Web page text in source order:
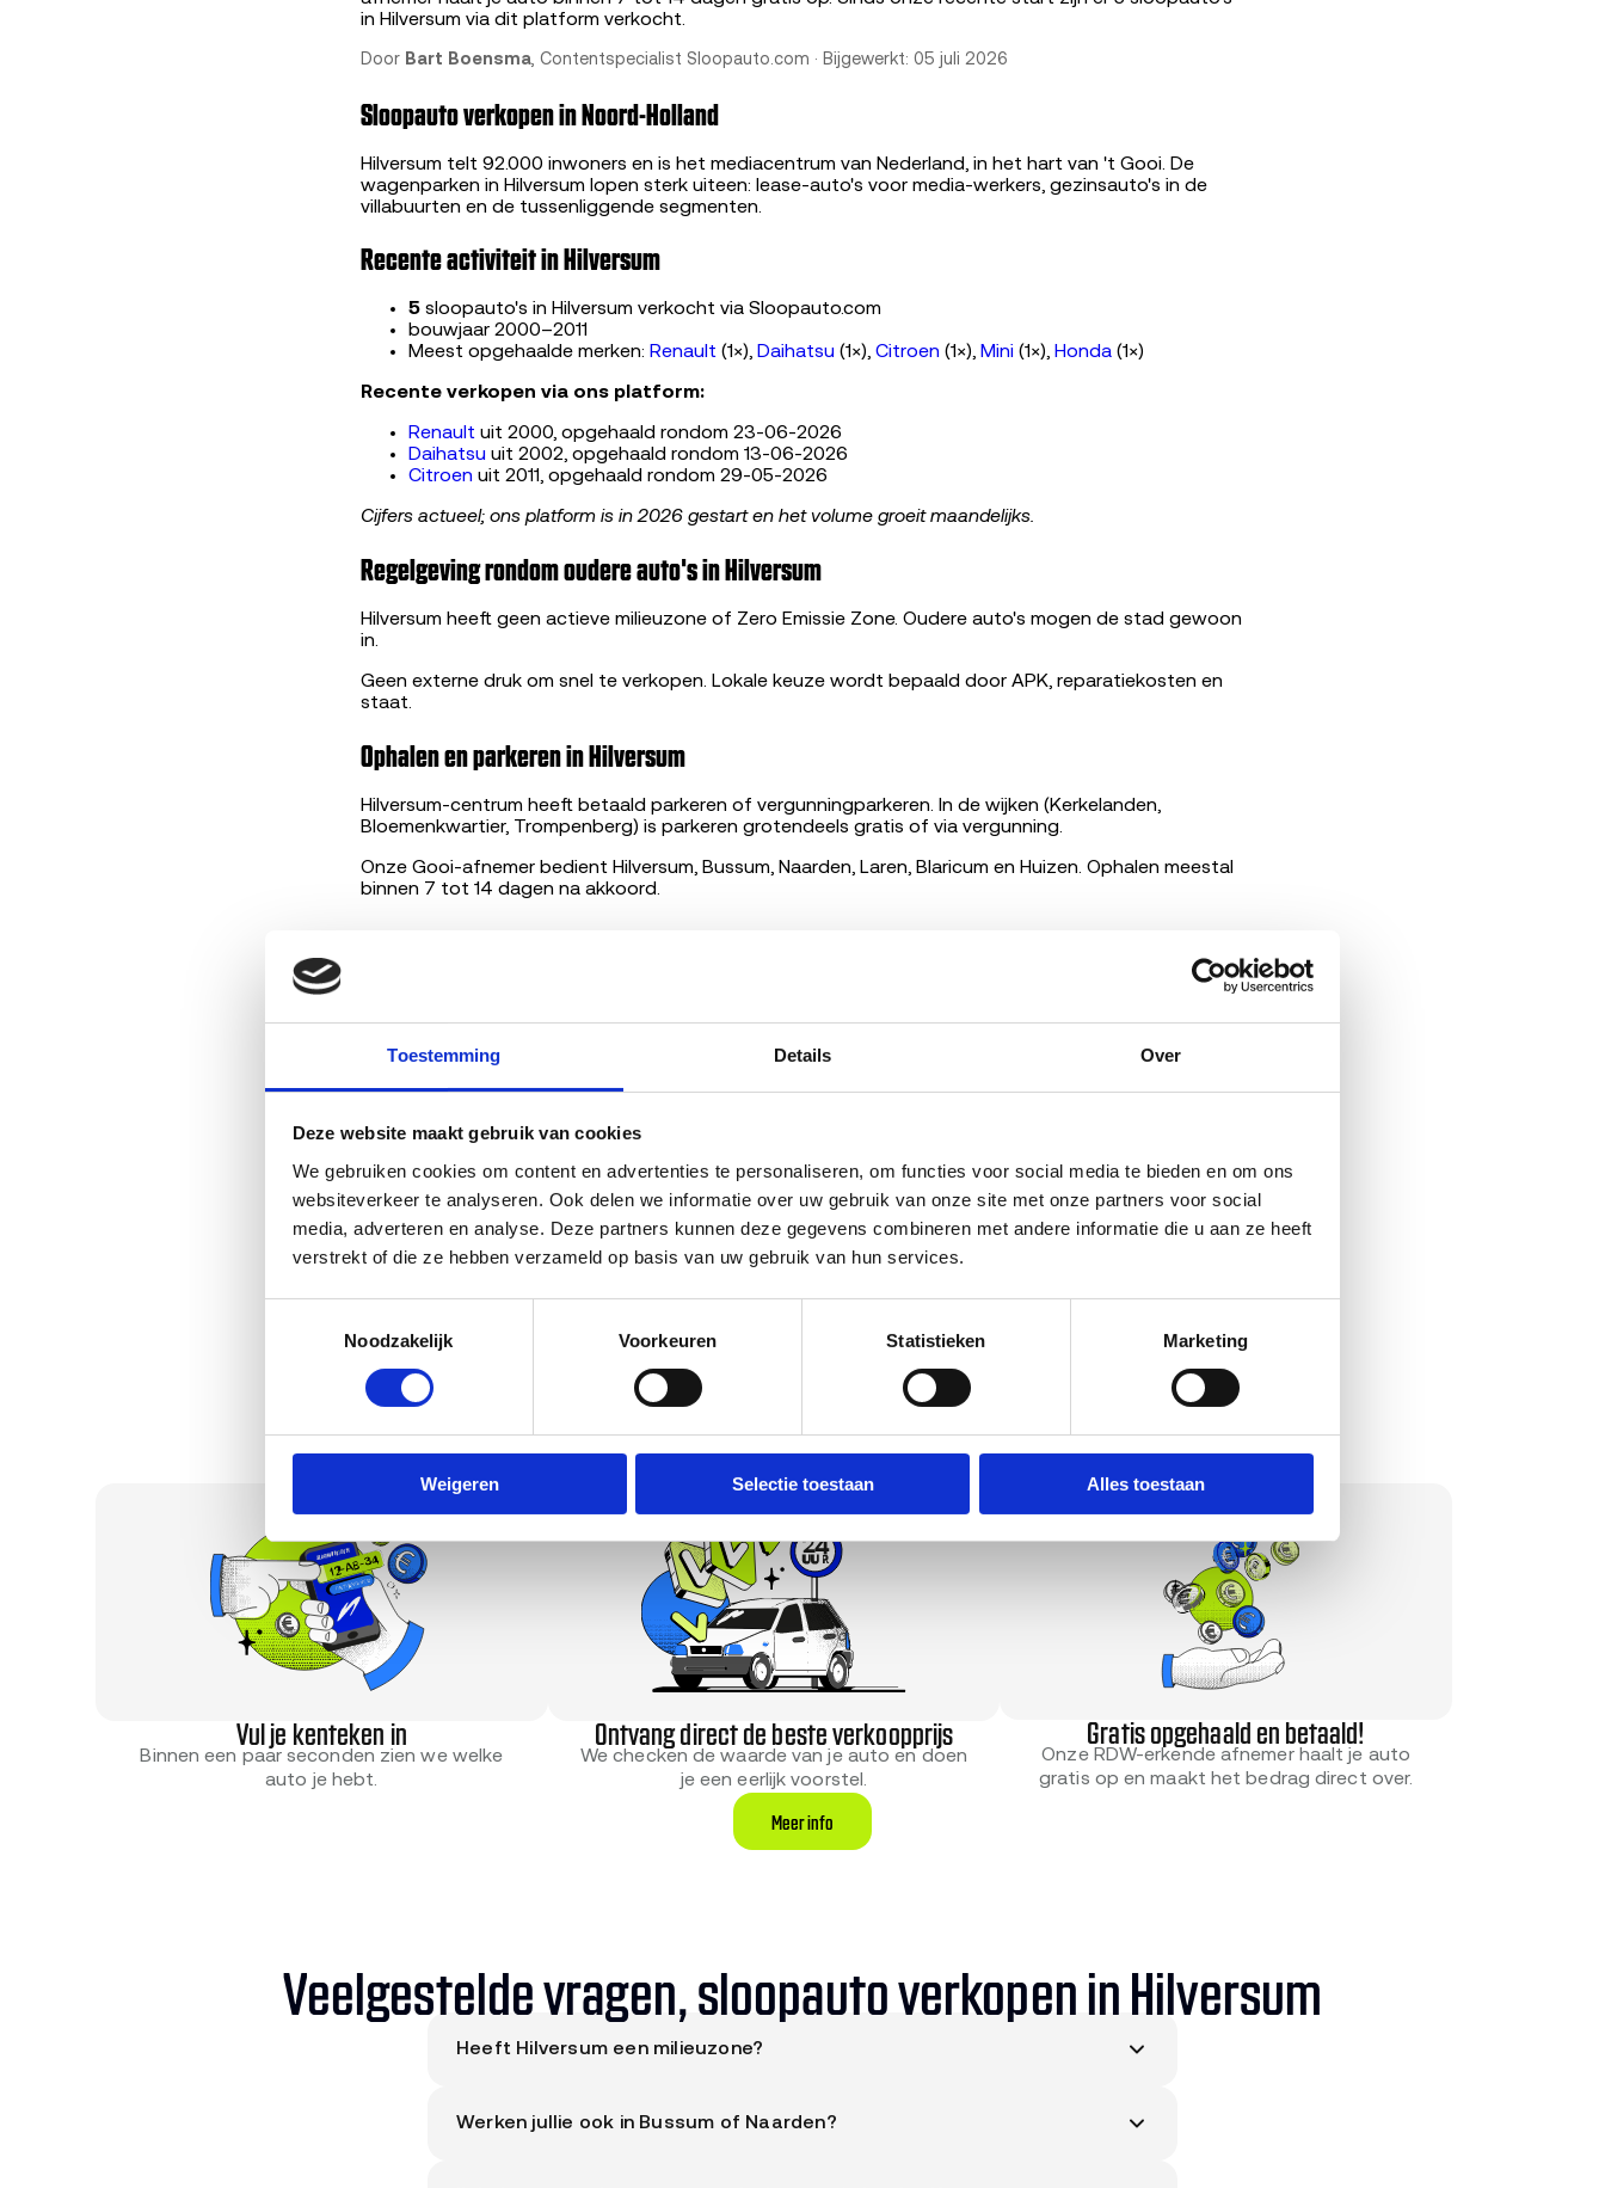
Toestemming Details Over
Deze website maakt gebruik van cookies
We gebruiken cookies om content en advertenties te personaliseren, om functies voor social media te bieden en om ons
websiteverkeer te analyseren. Ook delen we informatie over uw gebruik van onze site met onze partners voor social
media, adverteren en analyse. Deze partners kunnen deze gegevens combineren met andere informatie die u aan ze heeft
verstrekt of die ze hebben verzameld op basis van uw gebruik van hun services.
Noodzakelijk
Voorkeuren Statistieken Marketing
Weigeren Selectie toestaan Alles toestaan
in Hilversum via dit platform verkocht.
Door Bart Boensma, Contentspecialist Sloopauto.com · Bijgewerkt: 05 juli 2026
Sloopauto verkopen in Noord-Holland
Hilversum telt 92.000 inwoners en is het mediacentrum van Nederland, in het hart van 't Gooi. De
wagenparken in Hilversum lopen sterk uiteen: lease-auto's voor media-werkers, gezinsauto's in de
villabuurten en de tussenliggende segmenten.
Recente activiteit in Hilversum
5 sloopauto's in Hilversum verkocht via Sloopauto.com
bouwjaar 2000–2011
Meest opgehaalde merken: Renault (1×), Daihatsu (1×), Citroen (1×), Mini (1×), Honda (1×)
Recente verkopen via ons platform:
Renault uit 2000, opgehaald rondom 23-06-2026
Daihatsu uit 2002, opgehaald rondom 13-06-2026
Citroen uit 2011, opgehaald rondom 29-05-2026
Cijfers actueel; ons platform is in 2026 gestart en het volume groeit maandelijks.
Regelgeving rondom oudere auto's in Hilversum
Hilversum heeft geen actieve milieuzone of Zero Emissie Zone. Oudere auto's mogen de stad gewoon
in.
Geen externe druk om snel te verkopen. Lokale keuze wordt bepaald door APK, reparatiekosten en
staat.
Ophalen en parkeren in Hilversum
Hilversum-centrum heeft betaald parkeren of vergunningparkeren. In de wijken (Kerkelanden,
Bloemenkwartier, Trompenberg) is parkeren grotendeels gratis of via vergunning.
Onze Gooi-afnemer bedient Hilversum, Bussum, Naarden, Laren, Blaricum en Huizen. Ophalen meestal
binnen 7 tot 14 dagen na akkoord.
Bekijk je verkoopprijs voor een sloopauto in Hilversum
Vul je kenteken in en zie binnen 30 seconden je verkoopprijs op basis van je kenteken. 100%
online en geautomatiseerd, geen verplichtingen, geen verborgen kosten.
Bekijk je verkoopprijs →
Hoe het werkt
Vul je kenteken in
Binnen een paar seconden zien we welke
auto je hebt.
Ontvang direct de beste verkoopprijs
We checken de waarde van je auto en doen
je een eerlijk voorstel.
Gratis opgehaald en betaald!
Onze RDW-erkende afnemer haalt je auto
gratis op en maakt het bedrag direct over.
Meer info
Veelgestelde vragen, sloopauto verkopen in Hilversum
Heeft Hilversum een milieuzone?
Werken jullie ook in Bussum of Naarden?